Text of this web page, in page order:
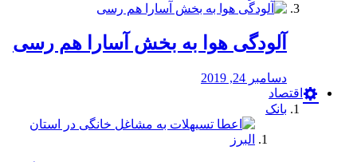
آلودگی هوا به بخش آسارا هم رسی
دسامبر 24, 2019
اقتصاد
بانک